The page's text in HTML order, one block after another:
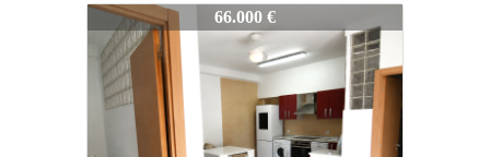
ARXIVAT3001866.000 €